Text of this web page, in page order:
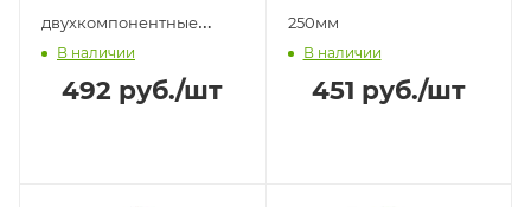
двухкомпонентные
рукоятки
В наличии
492 руб./шт
250мм
В наличии
451 руб./шт